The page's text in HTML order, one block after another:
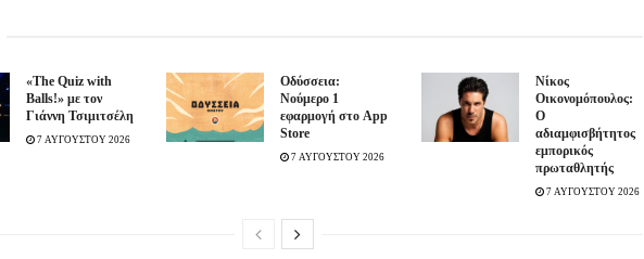
«The Quiz with
Balls!» με τον
Γιάννη Τσιμιτσέλη
7 ΑΥΓΟΥΣΤΟΥ 2026
Οδύσσεια:
Νούμερο 1
εφαρμογή στο App
Store
7 ΑΥΓΟΥΣΤΟΥ 2026
Νίκος
Οικονομόπουλος:
Ο
αδιαμφισβήτητος
εμπορικός
πρωταθλητής
7 ΑΥΓΟΥΣΤΟΥ 2026